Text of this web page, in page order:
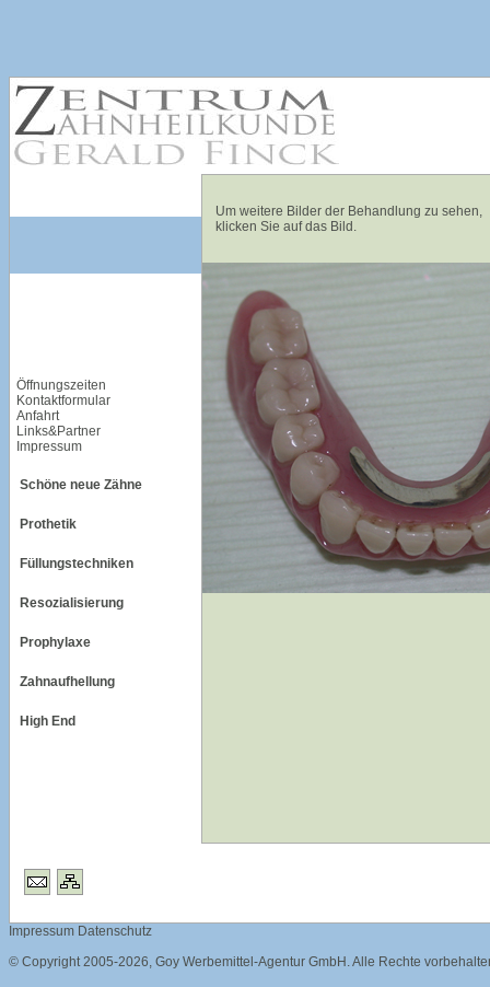
Öffnungszeiten
Kontaktformular
Anfahrt
Links&Partner
Impressum
Schöne neue Zähne
Prothetik
Füllungstechniken
Resozialisierung
Prophylaxe
Zahnaufhellung
High End
Um weitere Bilder der Behandlung zu sehen,
klicken Sie auf das Bild.
Impressum Datenschutz
© Copyright 2005-2026, Goy Werbemittel-Agentur GmbH . Alle Rechte